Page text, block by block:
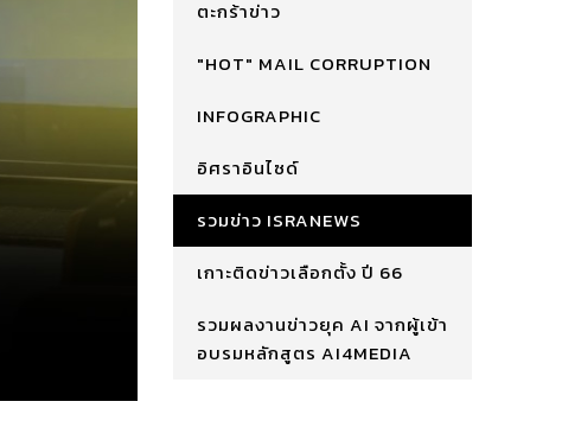
ตะกร้าข่าว
"HOT" MAIL CORRUPTION
INFOGRAPHIC
อิศราอินไซด์
รวมข่าว ISRANEWS
เกาะติดข่าวเลือกตั้ง ปี 66
รวมผลงานข่าวยุค AI จากผู้เข้า
อบรมหลักสูตร AI4MEDIA